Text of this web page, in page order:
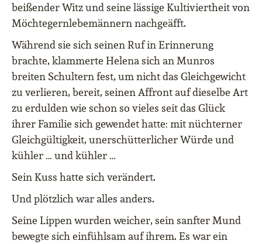
beißender Witz und seine lässige Kultiviertheit von
Möchtegernlebemännern nachgeäfft.
Während sie sich seinen Ruf in Erinnerung
brachte, klammerte Helena sich an Munros
breiten Schultern fest, um nicht das Gleichgewicht
zu verlieren, bereit, seinen Affront auf dieselbe Art
zu erdulden wie schon so vieles seit das Glück
ihrer Familie sich gewendet hatte: mit nüchterner
Gleichgültigkeit, unerschütterlicher Würde und
kühler … und kühler …
Sein Kuss hatte sich verändert.
Und plötzlich war alles anders.
Seine Lippen wurden weicher, sein sanfter Mund
bewegte sich einfühlsam auf ihrem. Es war ein